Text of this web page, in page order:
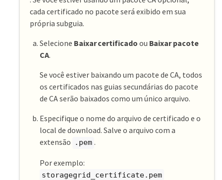
cada certificado no pacote será exibido em sua
própria subguia.
Selecione Baixar certificado ou Baixar pacote
CA.
Se você estiver baixando um pacote de CA, todos
os certificados nas guias secundárias do pacote
de CA serão baixados como um único arquivo.
Especifique o nome do arquivo de certificado e o
local de download. Salve o arquivo com a
extensão
.pem .
Por exemplo:
storagegrid_certificate.pem